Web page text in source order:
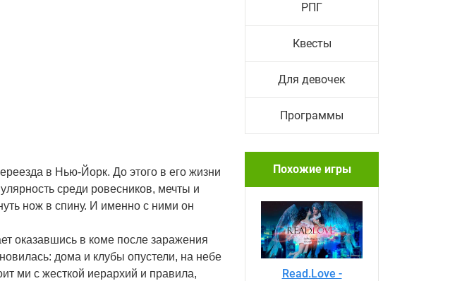
в Нью-Йорк. До этого в его жизни
среди ровесников, мечты и
нож в спину. И именно с ними он
оказавшись в коме после заражения
дома и клубы опустели, на небе
ми с жесткой иерархий и правила,
РПГ
Квесты
Для девочек
Программы
Похожие игры
Read.Love -